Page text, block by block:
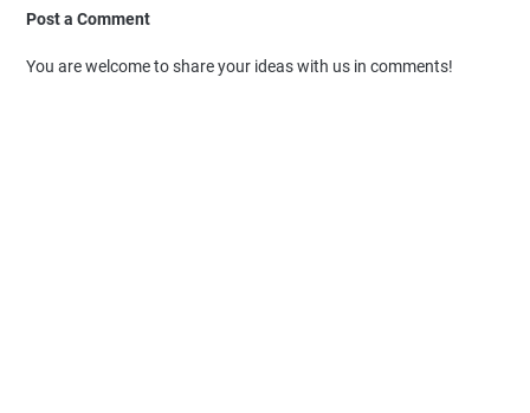
Post a Comment
You are welcome to share your ideas with us in comments!